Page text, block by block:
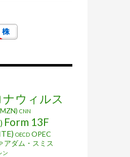
ウィルス
CNN
Form 13F
OECD OPEC
アダム・スミス
ン